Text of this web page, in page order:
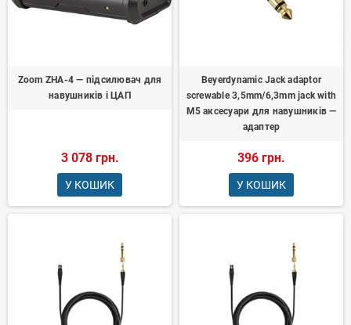
Zoom ZHA-4 — підсилювач для
навушників і ЦАП
3 078 грн.
У КОШИК
Beyerdynamic Jack adaptor
screwable 3,5mm/6,3mm jack with
M5 аксесуари для навушників —
адаптер
396 грн.
У КОШИК